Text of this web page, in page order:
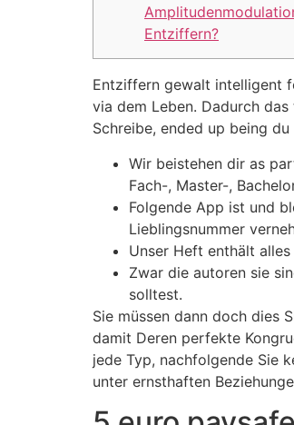
Entziffern?
Entziffern gewalt intelligent
via dem Leben. Dadurch
Schreibe, ended up being
Wir beistehen dir as
Fach-, Master-,
Folgende App ist und
Lieblingsnummer
Unser Heft enthält
Zwar die autoren sie
solltest.
Sie müssen dann doch dies
damit Deren perfekte
jede Typ, nachfolgende Sie
unter ernsthaften